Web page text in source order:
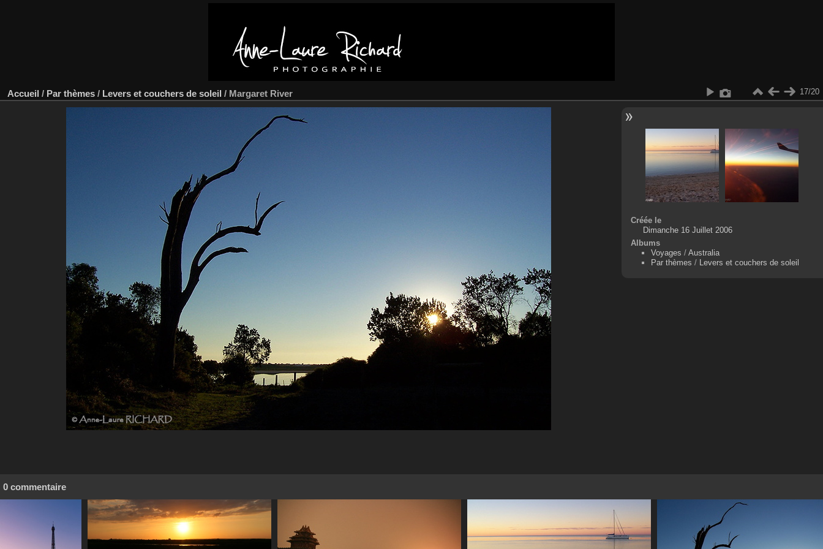
Accueil / Par thèmes / Levers et couchers de soleil / Margaret River 17/20
Créée le
Dimanche 16 Juillet 2006
Albums
Voyages / Australia
Par thèmes / Levers et couchers de soleil
0 commentaire